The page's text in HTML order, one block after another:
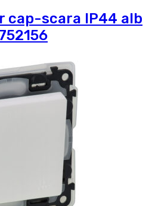
cap-scara IP44 alb